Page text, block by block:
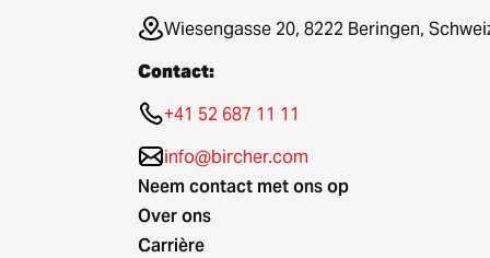
Wiesengasse 20, 8222 Beringen,
Contact:
+41 52 687 11 11
info@bircher.com
Neem contact met ons op
Over ons
Carrière